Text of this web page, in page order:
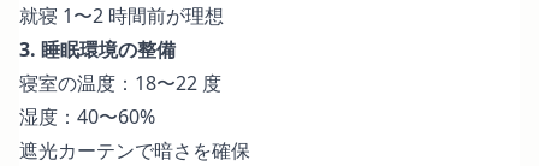
就寝 1〜2 時間前が理想
3. 睡眠環境の整備
寝室の温度：18〜22 度
湿度：40〜60%
遮光カーテンで暗さを確保